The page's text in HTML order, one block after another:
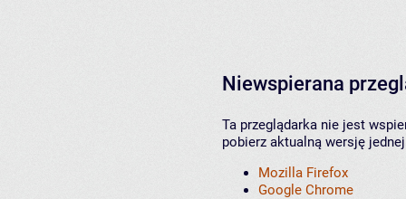
Niewspierana
Ta przeglądarka nie jest
pobierz aktualną wersję
Mozilla Firefox
Google Chrome